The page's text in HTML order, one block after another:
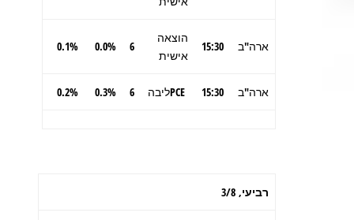
ארה"ב 15:30
הוצאה
אישית
6
0.0%
0.1%
ארה"ב 15:30 PCEליבה 6
0.3%
0.2%
רביעי,3/8